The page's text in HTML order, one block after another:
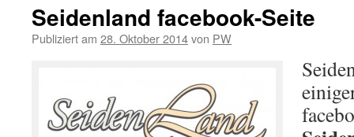
Seidenland facebook-Seite
Publiziert am 28. Oktober 2014von PW